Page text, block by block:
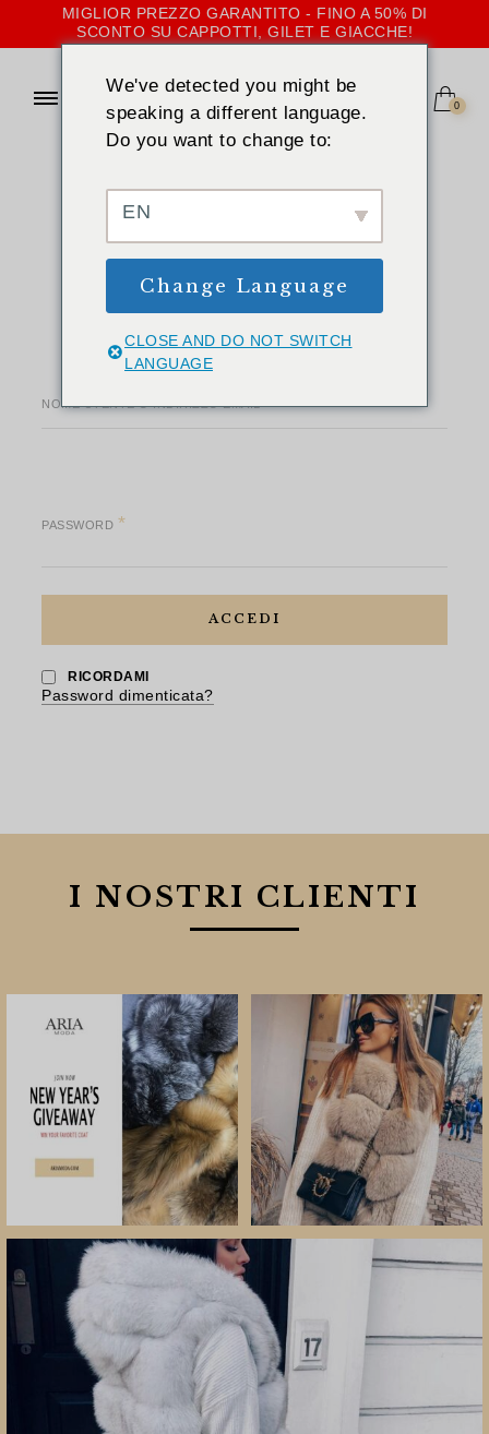
MIGLIOR PREZZO GARANTITO - FINO A 50% DI
SCONTO SU CAPPOTTI, GILET E GIACCHE!
0
Il mio conto
Accedi Registrati
NOME UTENTE O INDIRIZZO EMAIL*
PASSWORD *
ACCEDI
RICORDAMI
Password dimenticata?
I NOSTRI CLIENTI
We've detected you might be
speaking a different language.
Do you want to change to:
EN
Change Language
CLOSE AND DO NOT SWITCH
LANGUAGE